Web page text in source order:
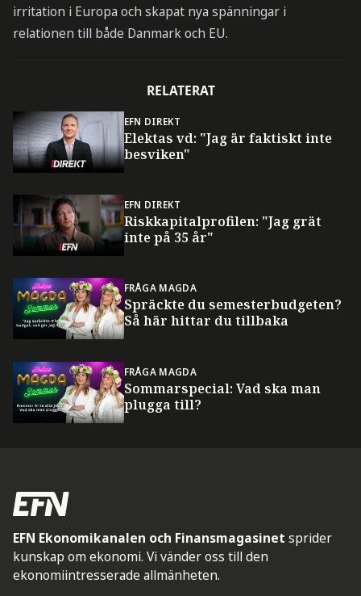
irritation i Europa och skapat nya spänningar i
relationen till både Danmark och EU.
RELATERAT
EFN DIREKT
Elektas vd: "Jag är faktiskt inte
besviken"
EFN DIREKT
Riskkapitalprofilen: "Jag grät
inte på 35 år"
FRÅGA MAGDA
Spräckte du semesterbudgeten?
Så här hittar du tillbaka
FRÅGA MAGDA
Sommarspecial: Vad ska man
plugga till?
EFN Ekonomikanalen och Finansmagasinet sprider
kunskap om ekonomi. Vi vänder oss till den
ekonomiintresserade allmänheten.